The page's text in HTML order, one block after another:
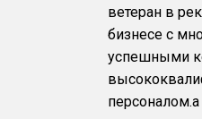
ветеран в
бизнесе с
успешными
персоналом.a